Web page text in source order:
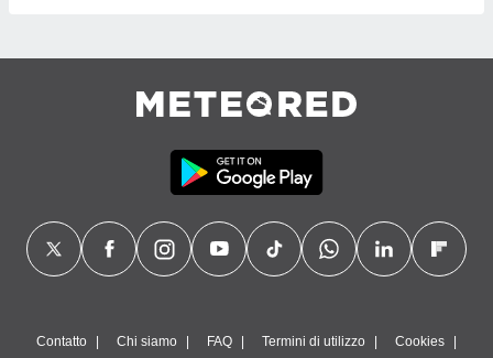
Contatto Chi siamo FAQ Termini di utilizzo Cookies